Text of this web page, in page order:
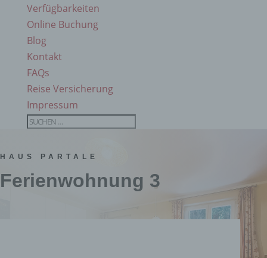
Verfügbarkeiten
Online Buchung
Blog
Kontakt
FAQs
Reise Versicherung
Impressum
HAUS PARTALE
Ferienwohnung 3